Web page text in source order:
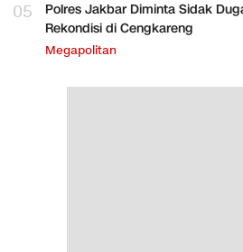
05
Polres Jakbar Diminta Sidak
Rekondisi di Cengkareng
Megapolitan